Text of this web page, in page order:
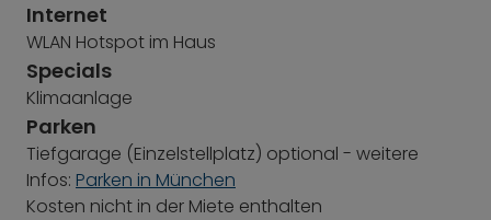
Internet
WLAN Hotspot im Haus
Specials
Klimaanlage
Parken
Tiefgarage (Einzelstellplatz) optional - weitere
Infos: Parken in München
Kosten nicht in der Miete enthalten